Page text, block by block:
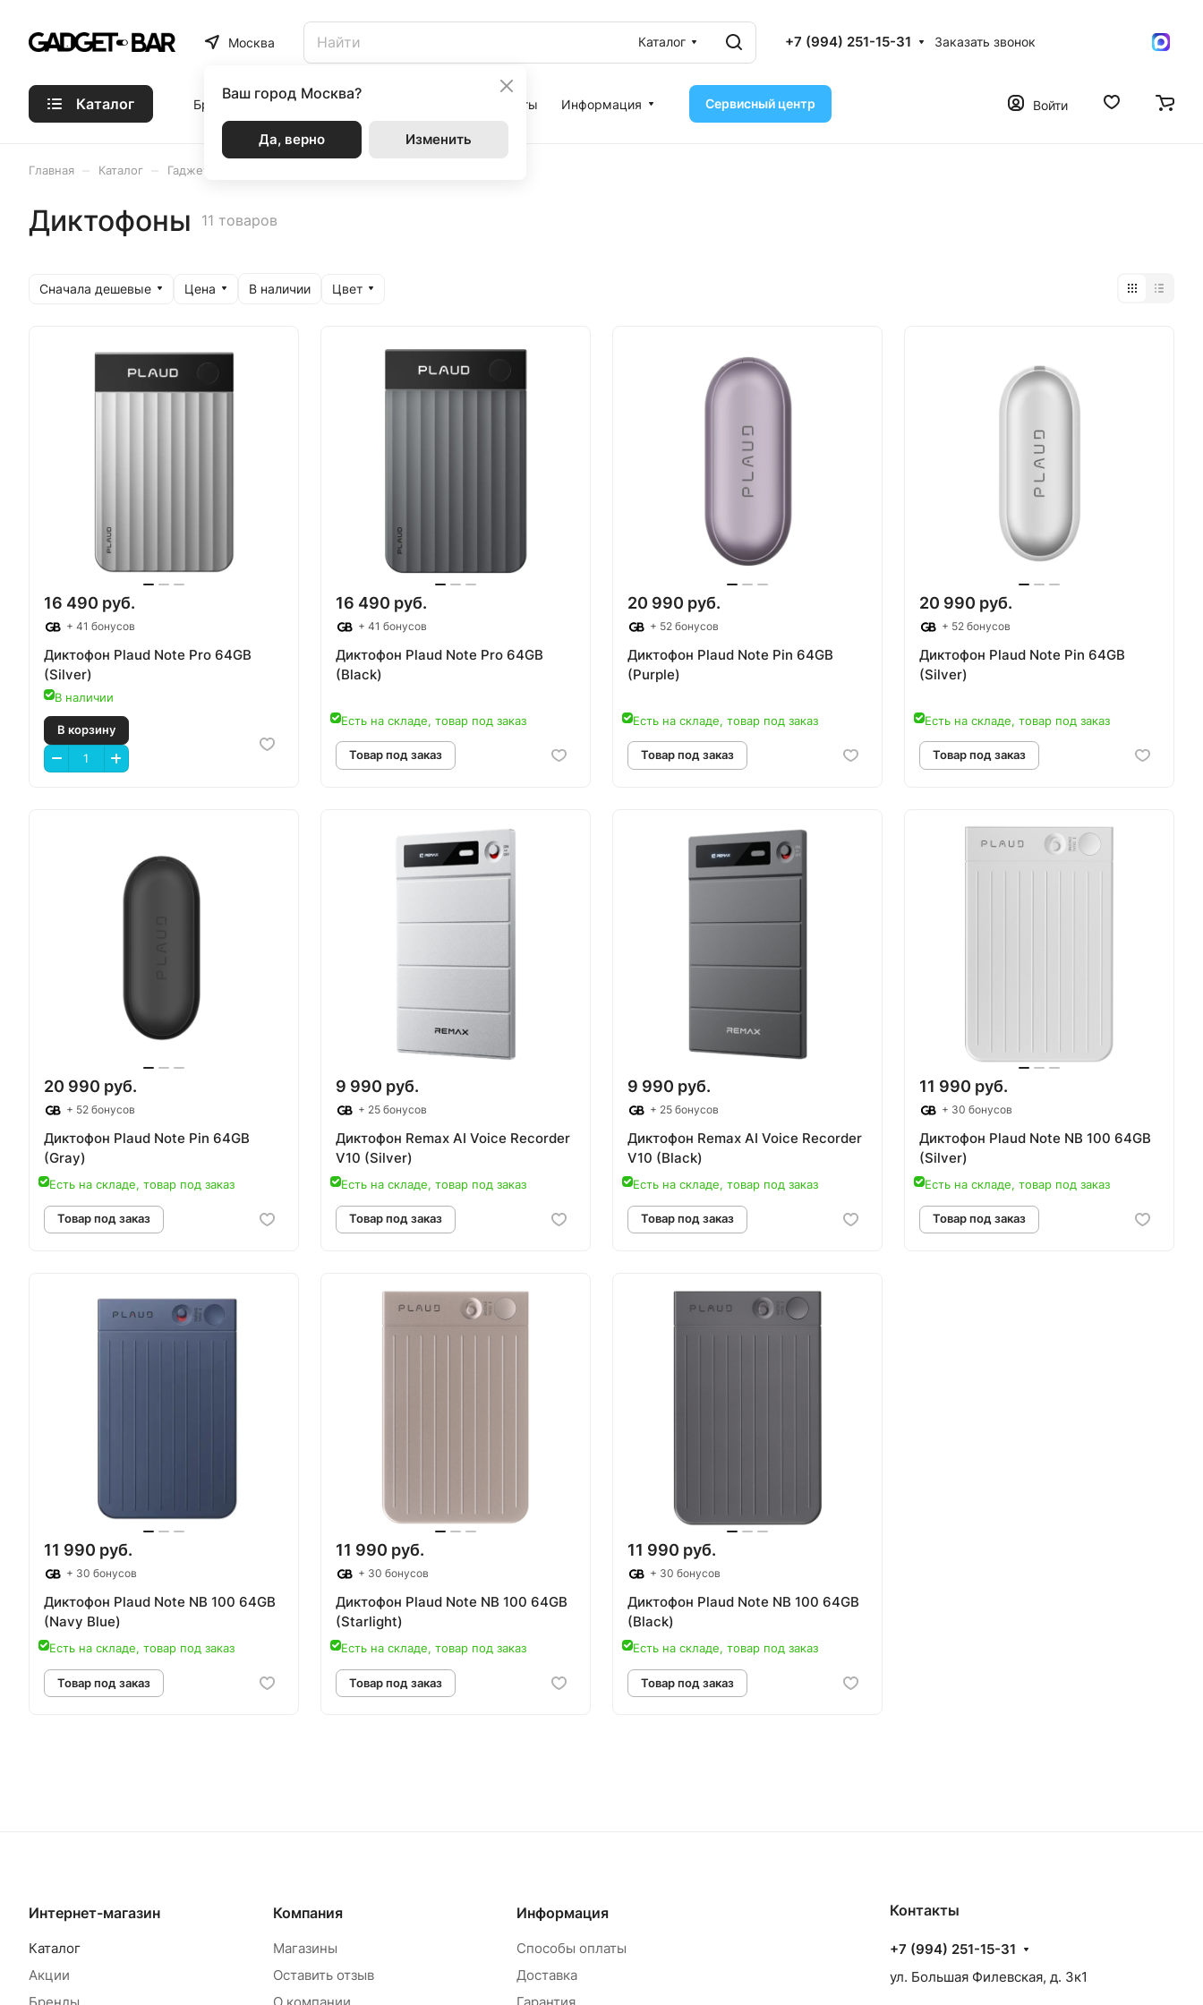
Москва
Ваш город Москва?
Да, верно Изменить
Каталог +7 (994) 251-15-31 Заказать звонок
Каталог Бренды Статьи Акции Контакты Информация Сервисный центр Войти
Главная Каталог Гаджеты
Диктофоны 11 товаров
Сначала дешевые Цена В наличии Цвет
16 490 руб.
+ 41 бонусов
Диктофон Plaud Note Pro 64GB
(Silver)
В наличии
16 490 руб.
+ 41 бонусов
Диктофон Plaud Note Pro 64GB
(Black)
Есть на складе, товар под заказ
Товар под заказ
20 990 руб.
+ 52 бонусов
Диктофон Plaud Note Pin 64GB
(Purple)
Есть на складе, товар под заказ
Товар под заказ
20 990 руб.
+ 52 бонусов
Диктофон Plaud Note Pin 64GB
(Silver)
Есть на складе, товар под заказ
Товар под заказ
20 990 руб.
+ 52 бонусов
Диктофон Plaud Note Pin 64GB
(Gray)
Есть на складе, товар под заказ
9 990 руб.
+ 25 бонусов
Диктофон Remax AI Voice Recorder
V10 (Silver)
Есть на складе, товар под заказ
9 990 руб.
+ 25 бонусов
Диктофон Remax AI Voice Recorder
V10 (Black)
Есть на складе, товар под заказ
11 990 руб.
+ 30 бонусов
Диктофон Plaud Note NB 100 64GB
(Silver)
Есть на складе, товар под заказ
11 990 руб.
+ 30 бонусов
Диктофон Plaud Note NB 100 64GB
(Navy Blue)
Есть на складе, товар под заказ
11 990 руб.
+ 30 бонусов
Диктофон Plaud Note NB 100 64GB
(Starlight)
Есть на складе, товар под заказ
11 990 руб.
+ 30 бонусов
Диктофон Plaud Note NB 100 64GB
(Black)
Есть на складе, товар под заказ
Интернет-магазин
Каталог
Акции
Компания
Магазины
Оставить отзыв
Информация
Способы оплаты
Доставка
Контакты
+7 (994) 251-15-31
ул. Большая Филевская, д. 3к1